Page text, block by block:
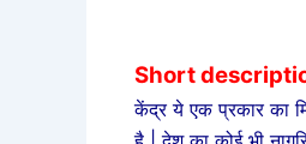
Short
केंद्र ये एक प्रकार का